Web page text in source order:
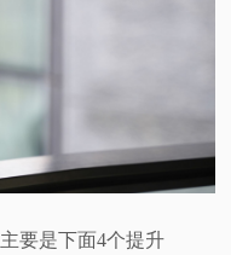
要是下面4个提升